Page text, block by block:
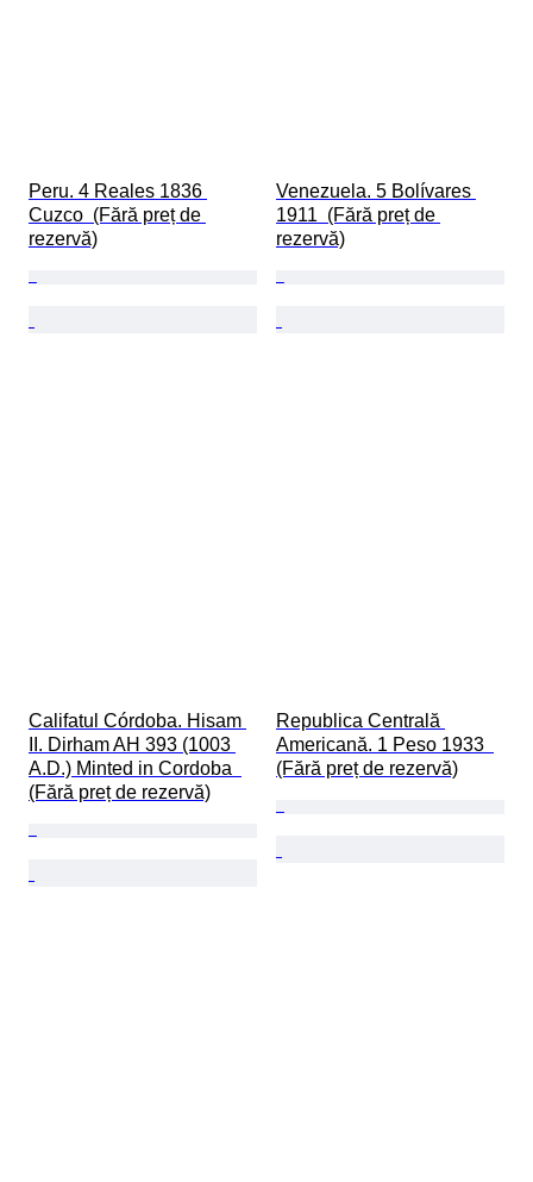
Peru. 4 Reales 1836
Cuzco  (Fără preț de
rezervă)
Venezuela. 5 Bolívares
1911  (Fără preț de
rezervă)
Califatul Córdoba. Hisam
II. Dirham AH 393 (1003
A.D.) Minted in Cordoba
(Fără preț de rezervă)
Republica Centrală
Americană. 1 Peso 1933
(Fără preț de rezervă)